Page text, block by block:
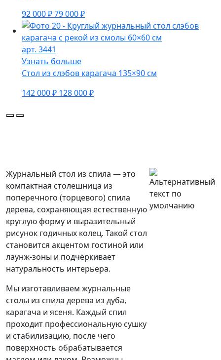
92 000 ₽79 000 ₽
арт. 3441
Узнать больше
Стол из слэбов карагача 135×90 см
142 000 ₽ 128 000 ₽
Журнальный стол из спила — это
компактная столешница из
поперечного (торцевого) спила
дерева, сохраняющая естественную
круглую форму и выразительный
рисунок годичных колец. Такой стол
становится акцентом гостиной или
лаунж-зоны и подчёркивает
натуральность интерьера.
Мы изготавливаем журнальные
столы из спила дерева из дуба,
карагача и ясеня. Каждый спил
проходит профессиональную сушку
и стабилизацию, после чего
поверхность обрабатывается